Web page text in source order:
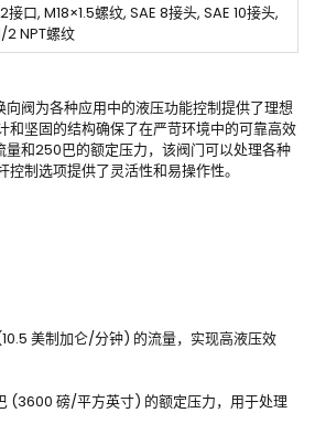
口, M18×1.5螺纹, SAE 8接头, SAE 10接头,
2 NPT螺纹
阀为各种应用中的液压功能控制提供了理想
和坚固的结构确保了在严苛环境中的可靠高效
和250巴的额定压力，该阀门可以处理各种
制选项提供了灵活性和易操作性。
美制加仑/分钟) 的流量，实现高液压效
(3600 磅/平方英寸) 的额定压力，用于处理